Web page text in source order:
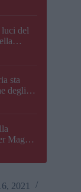
luci del
sta
degli
Magyar
2021